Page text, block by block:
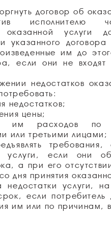
договор об
исполнителю
оказанной услуги
указанного договора
им до
если они не
недостатков
недостатков;
цены;
им расходов по
или третьими лицами;
требования,
услуги, если они
а при его
дня принятия
недостатки услуги,
если потребитель
им или по причинам,